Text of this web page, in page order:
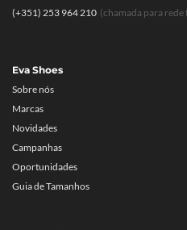
Eva Shoes
Sobre nós
Marcas
Novidades
Campanhas
Oportunidades
Guia de Tamanhos
(+351) 253 964 210 (chamada para